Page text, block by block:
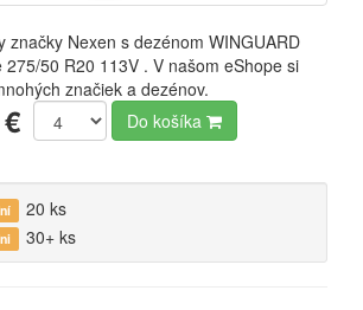
značky Nexen s dezénom WINGUARD
50 R20 113V . V našom eShope si
značiek a dezénov.
Do košíka
20 ks
30+ ks